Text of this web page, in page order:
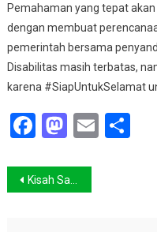
Pemahaman yang tepat
dengan membuat
pemerintah bersama
Disabilitas masih terbatas,
karena #SiapUntukSelamat
Facebook
Email
Navigasi
Kisah Sang Jenderal yang Merangkap Profesor Tanaman di Bangka